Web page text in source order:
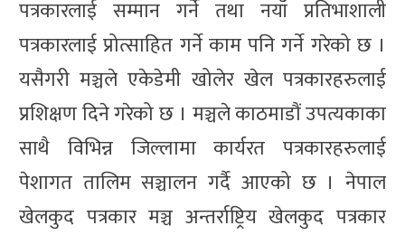
पत्रकारलाई सम्मान गर्ने तथा नयाँ प्रतिभाशाली
पत्रकारलाई प्रोत्साहित गर्ने काम पनि गर्ने गरेको छ ।
यसैगरी मञ्चले एकेडेमी खोलेर खेल पत्रकारहरुलाई
प्रशिक्षण दिने गरेको छ । मञ्चले काठमाडौं उपत्यकाका
साथै विभिन्न जिल्लामा कार्यरत पत्रकारहरुलाई
पेशागत तालिम सञ्चालन गर्दै आएको छ । नेपाल
खेलकुद पत्रकार मञ्च अन्तर्राष्ट्रिय खेलकुद पत्रकार